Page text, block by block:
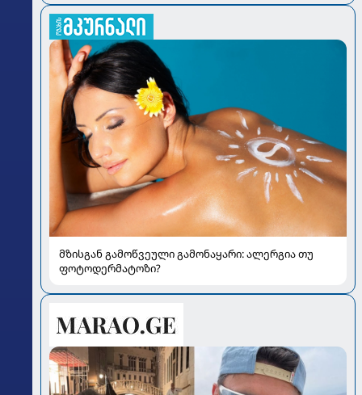
მზისგან გამოწვეული გამონაყარი: ალერგია თუ
ფოტოდერმატოზი?